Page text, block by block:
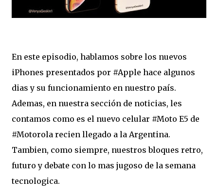
En este episodio, hablamos sobre los nuevos
iPhones presentados por #Apple hace algunos
dias y su funcionamiento en nuestro país.
Ademas, en nuestra sección de noticias, les
contamos como es el nuevo celular #Moto E5 de
#Motorola recien llegado a la Argentina.
Tambien, como siempre, nuestros bloques retro,
futuro y debate con lo mas jugoso de la semana
tecnologica.